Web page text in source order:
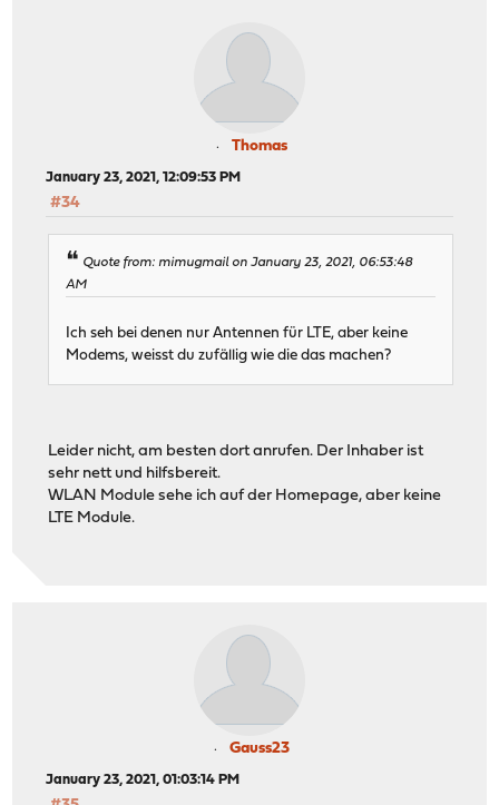
Thomas
January 23, 2021, 12:09:53 PM
#34
Quote from: mimugmail on January 23, 2021, 06:53:48
AM
Ich seh bei denen nur Antennen für LTE, aber keine
Modems, weisst du zufällig wie die das machen?
Leider nicht, am besten dort anrufen. Der Inhaber ist
sehr nett und hilfsbereit.
WLAN Module sehe ich auf der Homepage, aber keine
LTE Module.
Gauss23
January 23, 2021, 01:03:14 PM